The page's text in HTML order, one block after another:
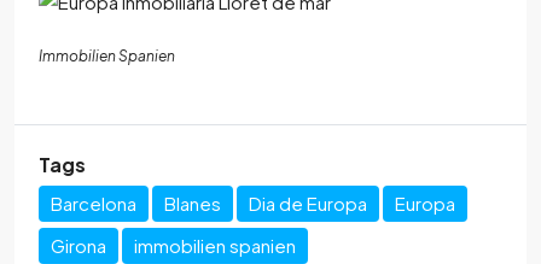
Immobilien Spanien
Tags
Barcelona Blanes Dia de Europa
Europa
Girona
immobilien spanien